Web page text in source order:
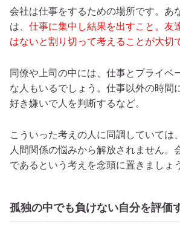
会社は仕事をするための場所です。あ
は、 仕事に集中し結果を出すこと。友
はないと割り切って考えることが大切
同僚や上司の中には、仕事とプライベ
な人もいるでしょう。仕事以外の時間
好き嫌いで人を判断するなど。
こういった考えの人に同調していては
人間関係の悩みから解放されません。
であるという考えを念頭に置きましょ
孤独の中でも負けない自分を評価